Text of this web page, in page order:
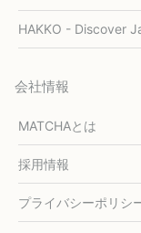
HAKKO - Discover
会社情報
MATCHAとは
採用情報
プライバシーポリシ